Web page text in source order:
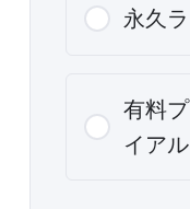
永久
有料
イア